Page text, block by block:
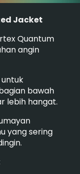
Jacket
Quantum
angin
bawah
lebih hangat.
yang sering